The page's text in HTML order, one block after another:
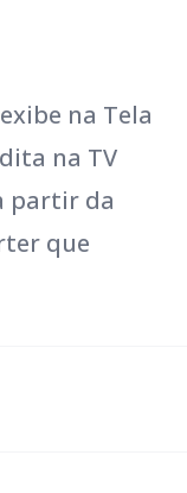
na Tela
na TV
partir da
que